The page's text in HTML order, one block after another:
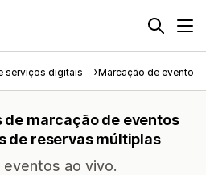
serviços digitais Marcação de eventos
de marcação de eventos
de reservas múltiplas
eventos ao vivo.